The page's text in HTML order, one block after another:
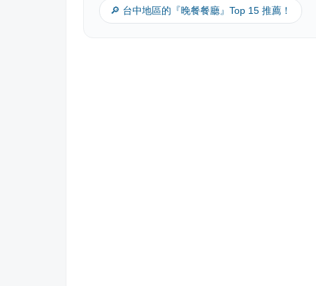
🔎 台中地區的『晚餐餐廳』Top 15 推薦！